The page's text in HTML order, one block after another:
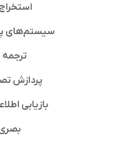
سیستم‌های
پردازش
بازیابی